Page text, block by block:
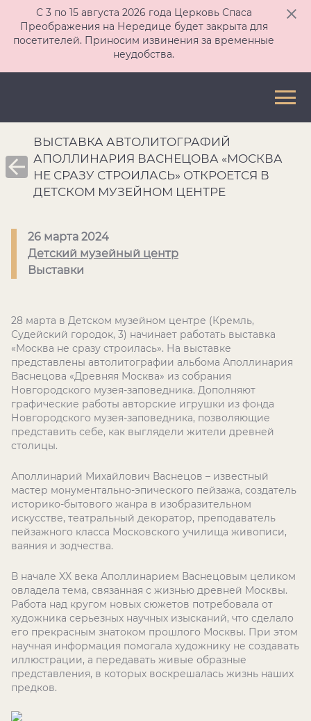
С 3 по 15 августа 2026 года Церковь Спаса
Преображения на Нередице будет закрыта для
посетителей. Приносим извинения за временные
неудобства.
ВЫСТАВКА АВТОЛИТОГРАФИЙ
АПОЛЛИНАРИЯ ВАСНЕЦОВА «МОСКВА
НЕ СРАЗУ СТРОИЛАСЬ» ОТКРОЕТСЯ В
ДЕТСКОМ МУЗЕЙНОМ ЦЕНТРЕ
26 марта 2024
Детский музейный центр
Выставки
28 марта в Детском музейном центре (Кремль,
Судейский городок, 3) начинает работать выставка
«Москва не сразу строилась». На выставке
представлены автолитографии альбома Аполлинария
Васнецова «Древняя Москва» из собрания
Новгородского музея-заповедника. Дополняют
графические работы авторские игрушки из фонда
Новгородского музея-заповедника, позволяющие
представить себе, как выглядели жители древней
столицы.
Аполлинарий Михайлович Васнецов – известный
мастер монументально-эпического пейзажа, создатель
историко-бытового жанра в изобразительном
искусстве, театральный декоратор, преподаватель
пейзажного класса Московского училища живописи,
ваяния и зодчества.
В начале XX века Аполлинарием Васнецовым целиком
овладела тема, связанная с жизнью древней Москвы.
Работа над кругом новых сюжетов потребовала от
художника серьезных научных изысканий, что сделало
его прекрасным знатоком прошлого Москвы. При этом
научная информация помогала художнику не создавать
иллюстрации, а передавать живые образные
представления, в которых воскрешалась жизнь наших
предков.